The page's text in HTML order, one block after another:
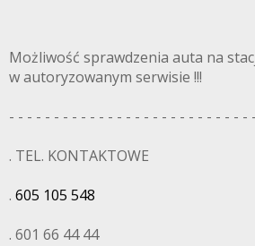
Możliwość sprawdzenia auta na
w autoryzowanym serwisie !!!
- - - - - - - - - - - - - - - - - - - - - - - - - - -
. TEL. KONTAKTOWE
. 605 105 548
. 601 66 44 44